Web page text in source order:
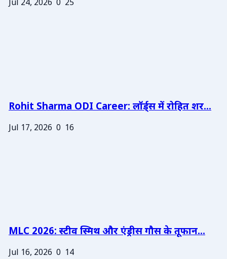
Jul 24, 2026 0 25
Rohit Sharma ODI Career: लॉर्ड्स में रोहित शर...
Jul 17, 2026 0 16
MLC 2026: स्टीव स्मिथ और एंड्रीस गौस के तूफान...
Jul 16, 2026 0 14